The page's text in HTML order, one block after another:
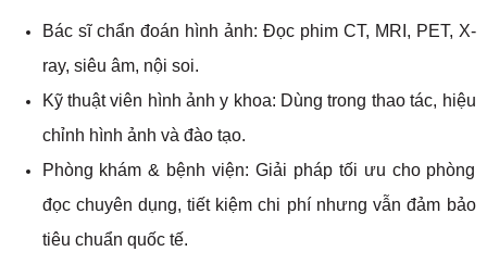
Bác sĩ chẩn đoán hình ảnh: Đọc phim CT, MRI, PET, X-
ray, siêu âm, nội soi.
Kỹ thuật viên hình ảnh y khoa: Dùng trong thao tác, hiệu
chỉnh hình ảnh và đào tạo.
Phòng khám & bệnh viện: Giải pháp tối ưu cho phòng
đọc chuyên dụng, tiết kiệm chi phí nhưng vẫn đảm bảo
tiêu chuẩn quốc tế.